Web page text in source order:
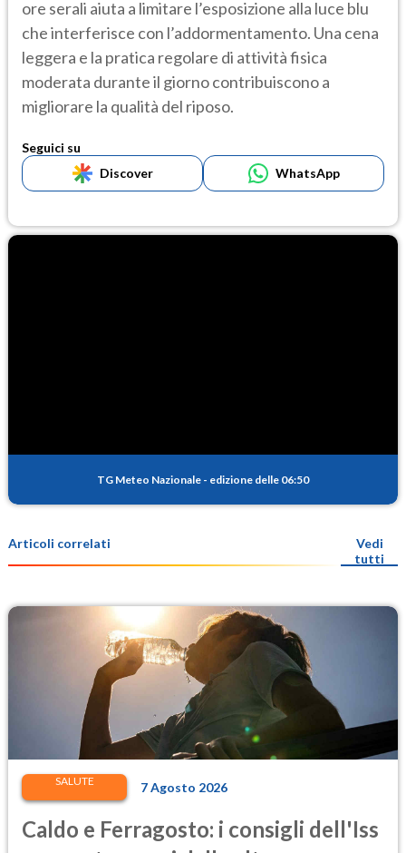
ore serali aiuta a limitare l’esposizione alla luce blu
che interferisce con l’addormentamento. Una cena
leggera e la pratica regolare di attività fisica
moderata durante il giorno contribuiscono a
migliorare la qualità del riposo.
Seguici su
Discover
WhatsApp
TG Meteo Nazionale - edizione delle 06:50
Articoli correlati
Vedi
tutti
SALUTE 7 Agosto 2026
Caldo e Ferragosto: i consigli dell'Iss